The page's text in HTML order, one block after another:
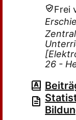
Frei
26 -